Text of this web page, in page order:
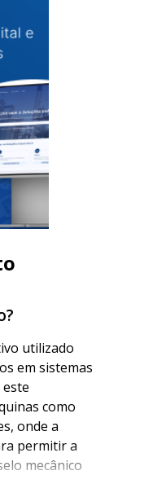
utilizado
em sistemas
como
onde a
permitir a
mecânico
que se